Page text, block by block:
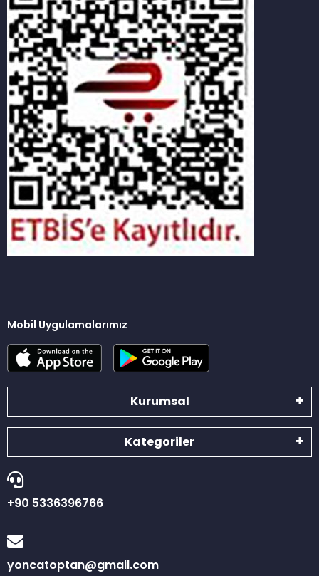
Mobil Uygulamalarımız
Kurumsal
Kategoriler
+90 5336396766
yoncatoptan@gmail.com